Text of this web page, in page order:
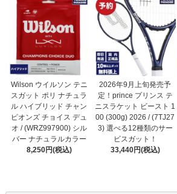
Wilson ウイルソン テニ
スガット ポリ ナチュラ
ル ハイブリッド チャン
ピオンズ チョイス デュ
オ / (WRZ997900) シル
バー ナチュラルカラー
8,250円(税込)
2026年9月上旬発売予
定！prince プリンス テ
ニスラケット ビースト 1
00 (300g) 2026 / (7TJ27
3) 選べる12種類のサー
ビスガット！
33,440円(税込)